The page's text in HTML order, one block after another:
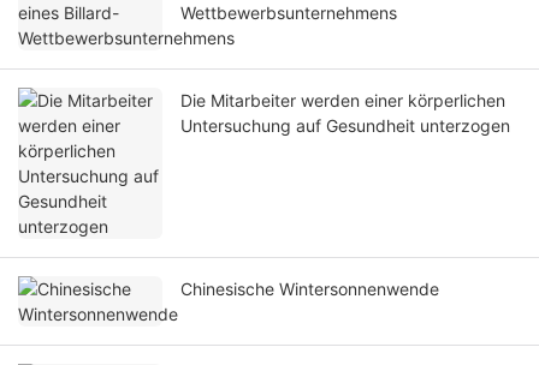
Wettbewerbsunternehmens
Die Mitarbeiter werden einer körperlichen
Untersuchung auf Gesundheit unterzogen
Chinesische Wintersonnenwende